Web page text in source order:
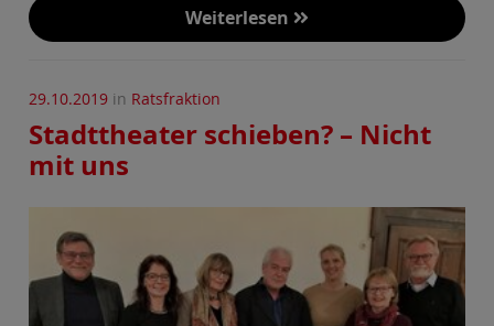
Weiterlesen
29.10.2019 in Ratsfraktion
Stadttheater schieben? – Nicht
mit uns